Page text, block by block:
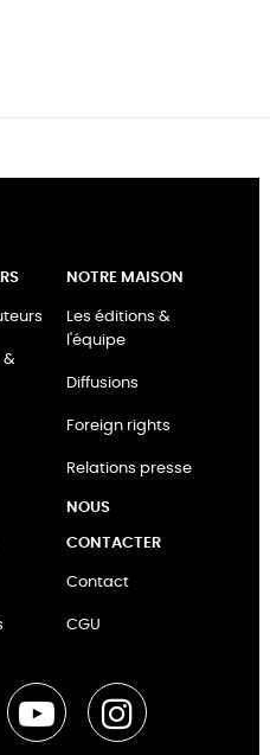
&
NOTRE MAISON
Les éditions &
l'équipe
Diffusions
Foreign rights
Relations presse
NOUS
CONTACTER
Contact
CGU
YouTube Instagram